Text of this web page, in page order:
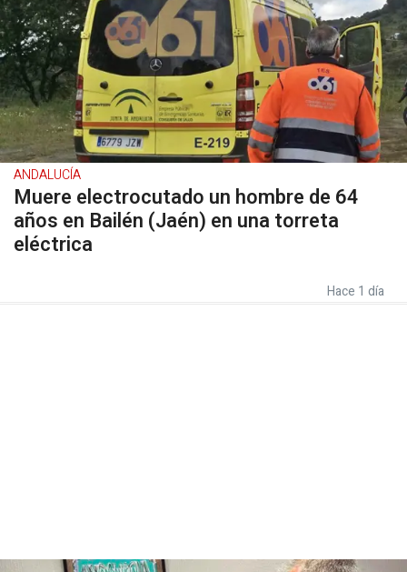
ANDALUCÍA
Muere electrocutado un hombre de 64
años en Bailén (Jaén) en una torreta
eléctrica
Hace 1 día